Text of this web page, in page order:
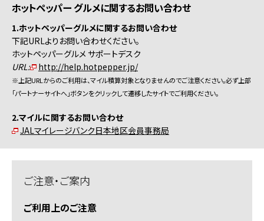
ホットペッパー グルメに関するお問い合わせ
1.ホットペッパーグルメに関するお問い合わせ
下記URLよりお問い合わせください。
ホットペッパーグルメ サポートデスク
URL:
http://help.hotpepper.jp/
※上記URLからのご利用は、マイル積算対象となりませんのでご注意ください。必ず上部
「パートナーサイトへ」ボタンをクリックして遷移したサイトでご利用ください。
2.マイルに関するお問い合わせ
JALマイレージバンク日本地区会員事務局
ご注意・ご案内
ご利用上のご注意